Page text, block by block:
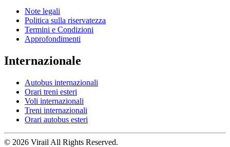
Note legali
Politica sulla riservatezza
Termini e Condizioni
Approfondimenti
Internazionale
Autobus internazionali
Orari treni esteri
Voli internazionali
Treni internazionali
Orari autobus esteri
© 2026 Virail All Rights Reserved.